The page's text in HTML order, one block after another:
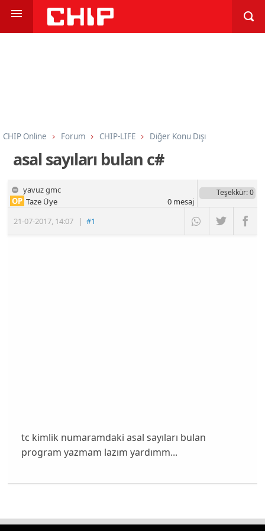
CHIP Online Forum CHIP-LIFE Diğer Konu Dışı
asal sayıları bulan c#
yavuz gmc
21-07-2017, 14:07 |#1
OP Taze Üye
Teşekkür: 0
0mesaj
tc kimlik numaramdaki asal sayıları bulan
program yazmam lazım yardımm...